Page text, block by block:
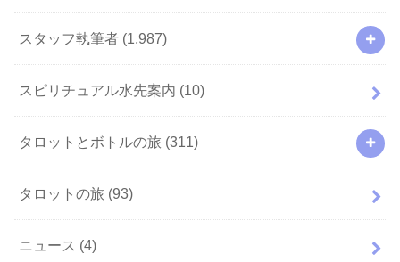
スタッフ執筆者 (1,987)
スピリチュアル水先案内 (10)
タロットとボトルの旅 (311)
タロットの旅 (93)
ニュース (4)